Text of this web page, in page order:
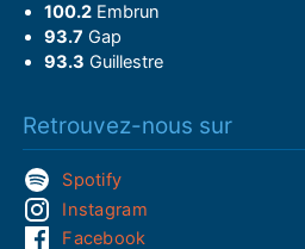
100.2Embrun
93.7 Gap
93.3 Guillestre
Retrouvez-nous sur
Spotify
Instagram
Facebook